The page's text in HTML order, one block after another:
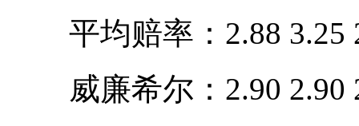
平均赔率：2.88 3.25
威廉希尔：2.90 2.90